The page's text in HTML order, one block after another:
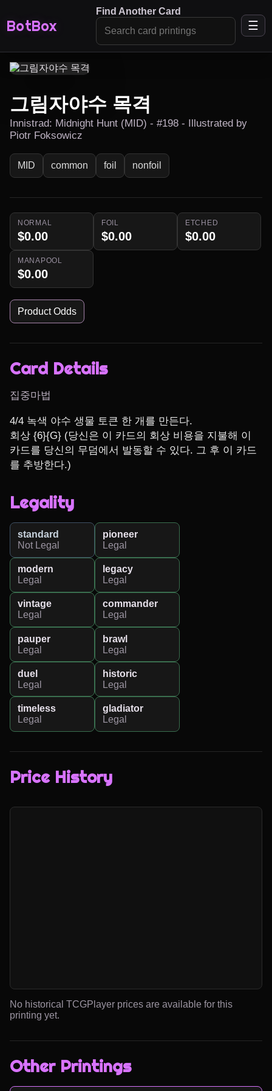
BotBox ☰
Find Another Card
그림자야수 목격
Innistrad: Midnight Hunt (MID) - #198 - Illustrated by
Piotr Foksowicz
MID common foil nonfoil
NORMAL
$0.00
FOIL
$0.00
ETCHED
$0.00
MANAPOOL
$0.00
Product Odds
Card Details
집중마법
4/4 녹색 야수 생물 토큰 한 개를 만든다.
회상 {6}{G} (당신은 이 카드의 회상 비용을 지불해 이
카드를 당신의 무덤에서 발동할 수 있다. 그 후 이 카드
를 추방한다.)
Legality
standard
Not Legal
pioneer
Legal
modern
Legal
legacy
Legal
vintage
Legal
commander
Legal
pauper
Legal
brawl
Legal
duel
Legal
historic
Legal
timeless
Legal
gladiator
Legal
Price History
No historical TCGPlayer prices are available for this
printing yet.
Other Printings